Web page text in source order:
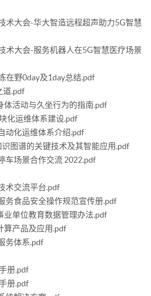
术大会-华大智造远程超声助力5G智慧
术大会-服务机器人在5G智慧医疗场景
在野0day及1day总结.pdf
道.pdf
体活动与久坐行为的指南.pdf
化运维体系建设.pdf
动化运维体系介绍.pdf
图谱的关键技术及其智能应用.pdf
车场景合作交流 2022.pdf
术交流平台.pdf
务食品安全操作规范宣传册.pdf
业单位教育数据管理办法.pdf
算产品及应用.pdf
务体系.pdf
册.pdf
册.pdf